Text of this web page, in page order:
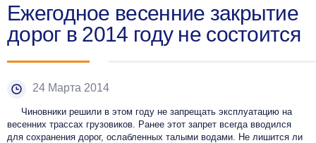
Ежегодное весенние закрытие
дорог в 2014 году не состоится
24 Марта 2014
Чиновники решили в этом году не запрещать эксплуатацию на
весенних трассах грузовиков. Ранее этот запрет всегда вводился
для сохранения дорог, ослабленных талыми водами. Не лишится ли